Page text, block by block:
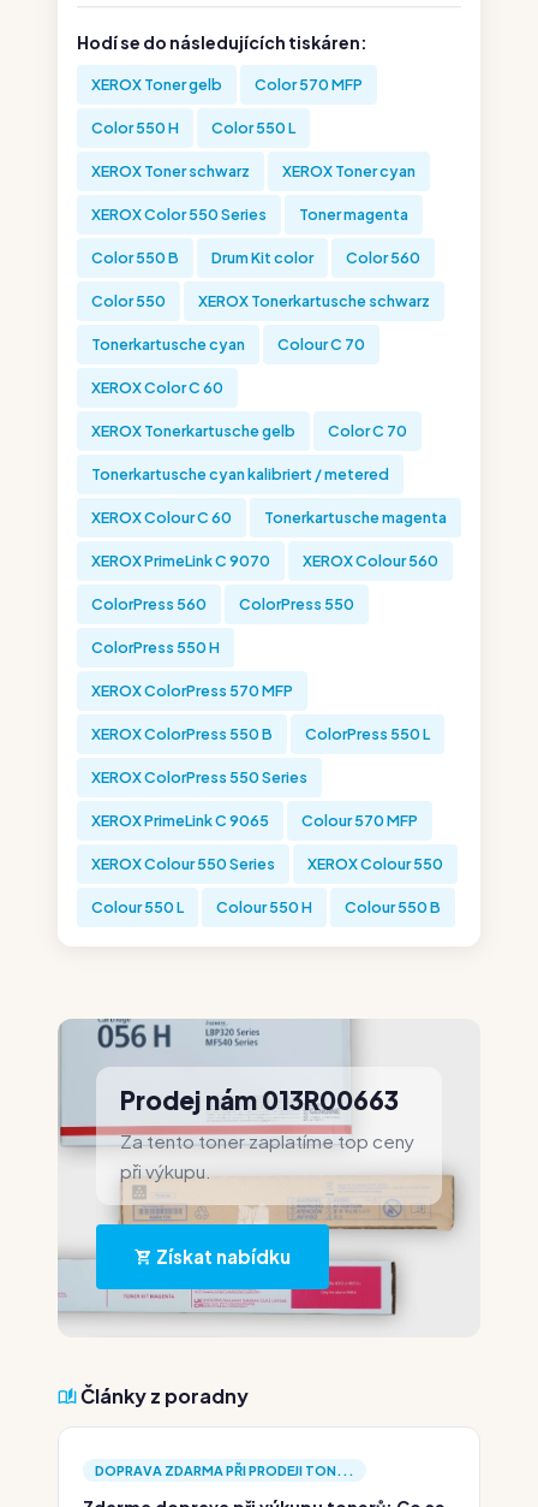
Hodí se do následujících tiskáren:
XEROX Toner gelb Color 570 MFP
Color 550 H Color 550 L
XEROX Toner schwarz XEROX Toner cyan
XEROX Color 550 Series Toner magenta
Color 550 B Drum Kit color Color 560
Color 550 XEROX Tonerkartusche schwarz
Tonerkartusche cyan Colour C 70
XEROX Color C 60
XEROX Tonerkartusche gelb Color C 70
Tonerkartusche cyan kalibriert / metered
XEROX Colour C 60 Tonerkartusche magenta
XEROX PrimeLink C 9070 XEROX Colour 560
ColorPress 560 ColorPress 550
ColorPress 550 H
XEROX ColorPress 570 MFP
XEROX ColorPress 550 B ColorPress 550 L
XEROX ColorPress 550 Series
XEROX PrimeLink C 9065 Colour 570 MFP
XEROX Colour 550 Series XEROX Colour 550
Colour 550 L Colour 550 H Colour 550 B
Prodej nám 013R00663
Za tento toner zaplatíme top ceny
při výkupu.
Získat nabídku
Články z poradny
DOPRAVA ZDARMA PŘI PRODEJI TON...